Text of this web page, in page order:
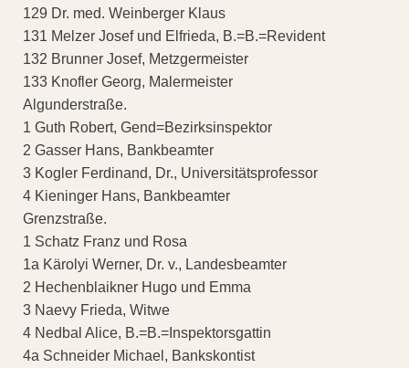
129 Dr. med. Weinberger Klaus
131 Melzer Josef und Elfrieda, B.=B.=Revident
132 Brunner Josef, Metzgermeister
133 Knofler Georg, Malermeister
Algunderstraße.
1 Guth Robert, Gend=Bezirksinspektor
2 Gasser Hans, Bankbeamter
3 Kogler Ferdinand, Dr., Universitätsprofessor
4 Kieninger Hans, Bankbeamter
Grenzstraße.
1 Schatz Franz und Rosa
1a Kärolyi Werner, Dr. v., Landesbeamter
2 Hechenblaikner Hugo und Emma
3 Naevy Frieda, Witwe
4 Nedbal Alice, B.=B.=Inspektorsgattin
4a Schneider Michael, Bankskontist